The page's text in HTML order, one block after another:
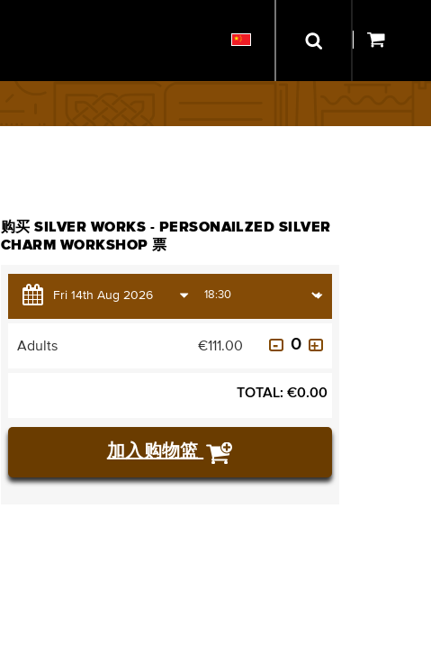
购买 SILVER WORKS - PERSONAILZED SILVER
CHARM WORKSHOP 票
Adults €111.00
TOTAL: €0.00
加入购物篮